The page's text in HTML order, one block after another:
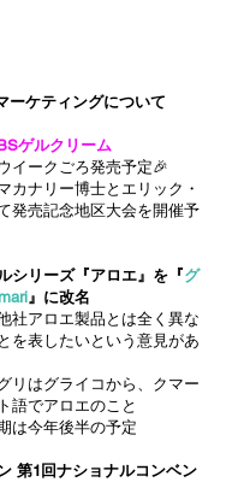
ーケティングについて
ゲルクリーム
ークごろ発売予定🎉
ナリー博士とエリック・
発売記念地区大会を開催予
シリーズ『アロエ』を『グ
』に改名
アロエ製品とは全く異な
を表したいという意見があ
はグライコから、クマー
語でアロエのこと
今年後半の予定
第1回ナショナルコンベン